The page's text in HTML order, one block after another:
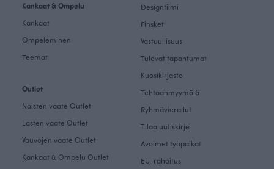
Kankaat & Ompelu
Kankaat
Ompeleminen
Teemat
Outlet
Naisten vaate Outlet
Lasten vaate Outlet
Vauvojen vaate Outlet
Kankaat & Ompelu Outlet
Designtiimi
Finsket
Vastuullisuus
Tulevat tapahtumat
Kuosikirjasto
Tehtaanmyymälä
Ryhmävierailut
Tilaa uutiskirje
Avoimet työpaikat
EU-rahoitus